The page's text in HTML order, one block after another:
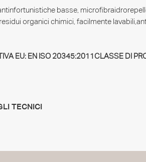
basse,
organici chimici, facilmente
EU: EN ISO 20345:2011CLASSE DI
TECNICI